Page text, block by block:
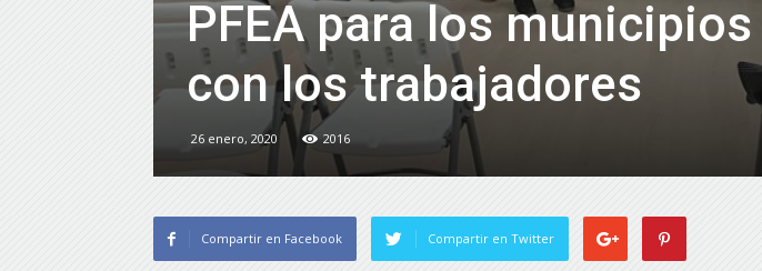
PFEA para los
con los trabajadores
26 enero, 2020 2016
Compartir en Facebook Compartir en Twitter